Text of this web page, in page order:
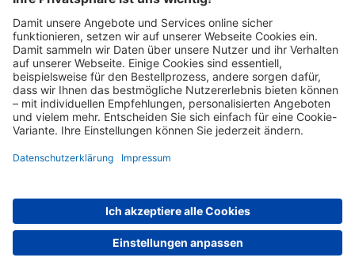
Produktsortiment
Ratgeber
Folgen Sie uns auch auf
Unser Angebot richtet sich ausschließlich an Industrie, Handel, Gewerbe und
europäische Ausland gelten Sonderkonditionen, die auf Anfrage mitgeteilt werden.
* Alle Preise verstehen sich zzgl. gesetzlicher MwSt.